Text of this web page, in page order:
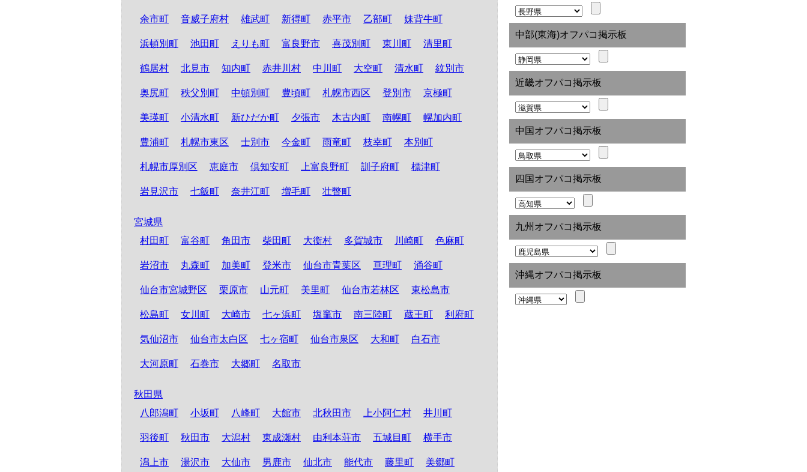
余市町 音威子府村 雄武町 新得町 赤平市 乙部町 妹背牛町
浜頓別町 池田町 えりも町 富良野市 喜茂別町 東川町 清里町
鶴居村 北見市 知内町 赤井川村 中川町 大空町 清水町 紋別市
奥尻町 秩父別町 中頓別町 豊頃町 札幌市西区 登別市 京極町
美瑛町 小清水町 新ひだか町 夕張市 木古内町 南幌町 幌加内町
豊浦町 札幌市東区 士別市 今金町 雨竜町 枝幸町 本別町
札幌市厚別区 恵庭市 倶知安町 上富良野町 訓子府町 標津町
岩見沢市 七飯町 奈井江町 増毛町 壮瞥町
宮城県
村田町
富谷町 角田市 柴田町 大衡村 多賀城市 川崎町 色麻町
岩沼市 丸森町 加美町 登米市 仙台市青葉区 亘理町 涌谷町
仙台市宮城野区 栗原市 山元町 美里町 仙台市若林区 東松島市
松島町 女川町 大崎市 七ヶ浜町 塩竈市 南三陸町 蔵王町 利府町
気仙沼市 仙台市太白区 七ヶ宿町 仙台市泉区 大和町 白石市
大河原町 石巻市 大郷町 名取市
秋田県
八郎潟町
小坂町 八峰町 大館市 北秋田市 上小阿仁村 井川町
羽後町 秋田市 大潟村 東成瀬村 由利本荘市 五城目町 横手市
潟上市 湯沢市 大仙市 男鹿市 仙北市 能代市 藤里町 美郷町
中部(東海)オフパコ掲示板
近畿オフパコ掲示板
中国オフパコ掲示板
四国オフパコ掲示板
九州オフパコ掲示板
沖縄オフパコ掲示板